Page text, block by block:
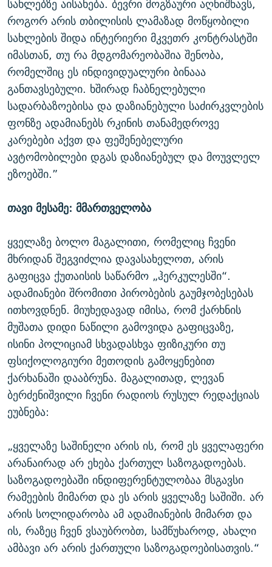
სახლებზე აისახება. ბევრი მოგზაური აღნიშნავს,
როგორ არის თბილისის ლამაზად მოწყობილი
სახლების შიდა ინტერიერი მკვეთრ კონტრასტში
იმასთან, თუ რა მდგომარეობაშია შენობა,
რომელშიც ეს ინდივიდუალური ბინააა
განთავსებული. ხშირად ჩაბნელებული
სადარბაზოებისა და დაზიანებული საძირკვლების
ფონზე ადამიანებს რკინის თანამედროვე
კარებები აქვთ და ფეშენებელური
ავტომობილები დგას დაზიანებულ და მოუვლელ
ეზოებში.”
თავი მესამე: მმართველობა
ყველაზე ბოლო მაგალითი, რომელიც ჩვენი
მხრიდან შეგვიძლია დავასახელოთ, არის
გაფიცვა ქუთაისის საწარმო „ჰერკულესში“.
ადამიანები შრომითი პირობების გაუმჯობესებას
ითხოვდნენ. მიუხედავად იმისა, რომ ქარხნის
მუშათა დიდი ნაწილი გამოვიდა გაფიცვაზე,
ისინი პოლიციამ სხვადასხვა ფიზიკური თუ
ფსიქოლოგიური მეთოდის გამოყენებით
ქარხანაში დააბრუნა. მაგალითად, ლევან
ბერძენიშვილი ჩვენი რადიოს რუსულ რედაქციას
ეუბნება:
„ყველაზე საშინელი არის ის, რომ ეს ყველაფერი
არანაირად არ ეხება ქართულ საზოგადოებას.
საზოგადოებაში ინდიფერენტულობაა მსგავსი
რამეების მიმართ და ეს არის ყველაზე საშიში. არ
არის სოლიდარობა ამ ადამიანების მიმართ და
ის, რაზეც ჩვენ ვსაუბრობთ, სამწუხაროდ, ახალი
ამბავი არ არის ქართული საზოგადოებისათვის.“